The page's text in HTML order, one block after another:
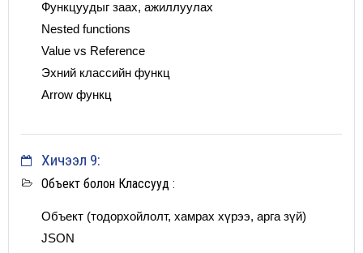
Функцуудыг заах, ажиллуулах
Nested functions
Value vs Reference
Эхний классийн функц
Arrow функц
Хичээл 9:
Объект болон Классууд :
Объект (тодорхойлолт, хамрах хүрээ, арга зүй)
JSON